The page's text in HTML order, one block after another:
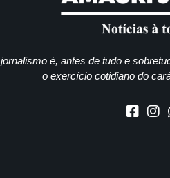
jornalismo é, antes de tudo e
o exercício cotidiano do